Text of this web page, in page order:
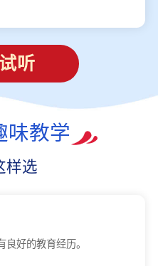
听
味教学
样选
良好的教育经历。